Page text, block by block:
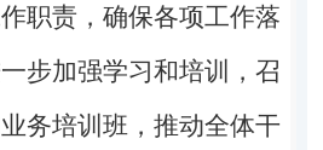
职责，确保各项工作落
步加强学习和培训，召
务培训班，推动全体干